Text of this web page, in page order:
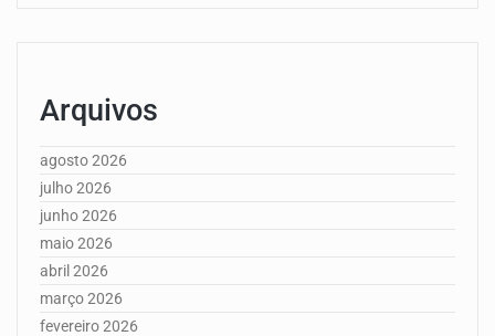
Arquivos
agosto 2026
julho 2026
junho 2026
maio 2026
abril 2026
março 2026
fevereiro 2026